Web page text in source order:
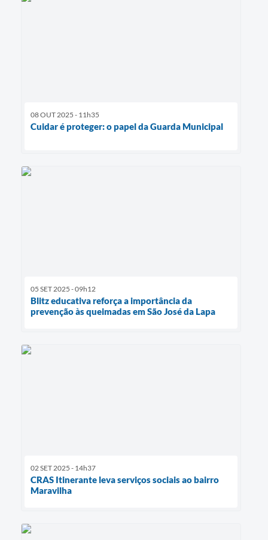
08 OUT 2025 - 11h35
Cuidar é proteger: o papel da Guarda Municipal
05 SET 2025 - 09h12
Blitz educativa reforça a importância da
prevenção às queimadas em São José da Lapa
02 SET 2025 - 14h37
CRAS Itinerante leva serviços sociais ao bairro
Maravilha